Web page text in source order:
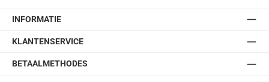
INFORMATIE
KLANTENSERVICE
BETAALMETHODES